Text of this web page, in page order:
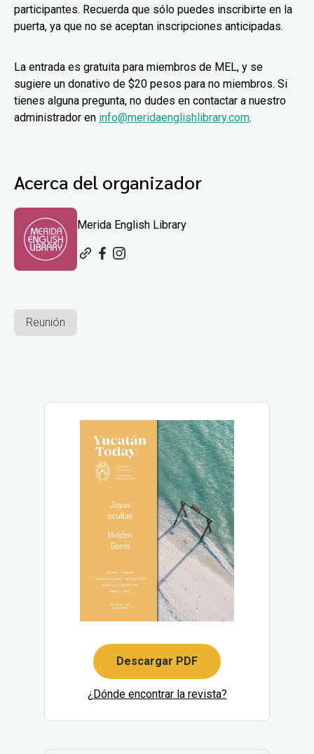
participantes. Recuerda que sólo puedes inscribirte en la
puerta, ya que no se aceptan inscripciones anticipadas.
La entrada es gratuita para miembros de MEL, y se
sugiere un donativo de $20 pesos para no miembros. Si
tienes alguna pregunta, no dudes en contactar a nuestro
administrador en info@meridaenglishlibrary.com.
Acerca del organizador
Merida English Library
Reunión
Descargar PDF
¿Dónde encontrar la revista?